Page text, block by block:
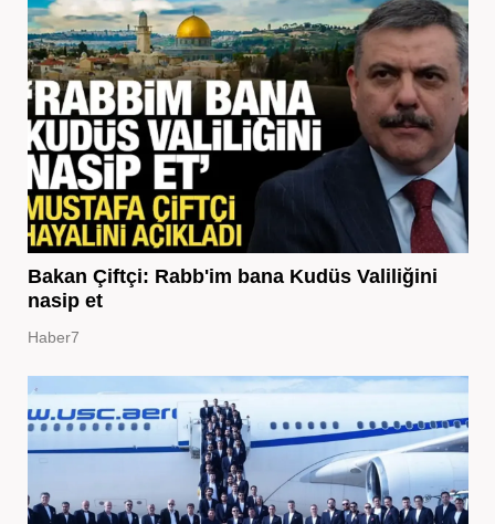
Bakan Çiftçi: Rabb'im bana Kudüs Valiliğini
nasip et
Haber7